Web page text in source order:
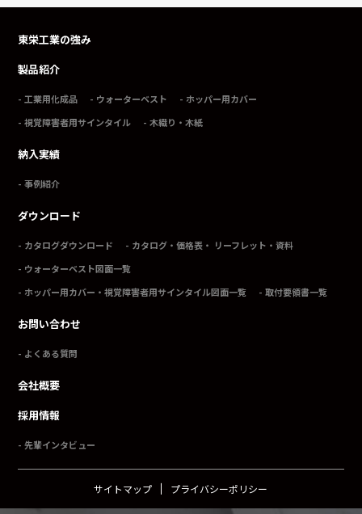
東栄工業の強み
製品紹介
工業用化成品 ウォーターベスト
ホッパー用カバー
視覚障害者用サインタイル
木織り・木紙
納入実績
事例紹介
ダウンロード
カタログダウンロード
カタログ・価格表・ リーフレット・資料
ウォーターベスト図面一覧
ホッパー用カバー・視覚障害者用サインタイル図面一覧
取付要領書一覧
お問い合わせ
よくある質問
会社概要
採用情報
先輩インタビュー
サイトマップ プライバシーポリシー